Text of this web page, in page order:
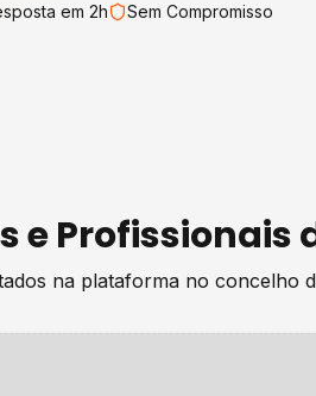
em 2h Sem Compromisso
e Profissionais
na plataforma no concelho